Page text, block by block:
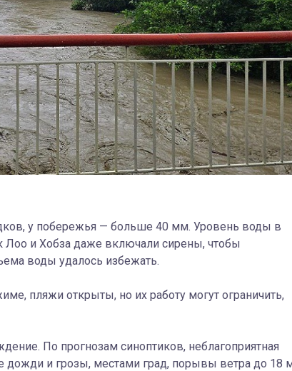
у побережья — больше 40 мм. Уровень воды в
Лоо и Хобза даже включали сирены, чтобы
воды удалось избежать.
пляжи открыты, но их работу могут ограничить,
По прогнозам синоптиков, неблагоприятная
дожди и грозы, местами град, порывы ветра до 18